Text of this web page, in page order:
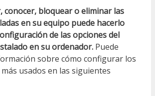
conocer, bloquear o eliminar las
en su equipo puede hacerlo
de las opciones del
en su ordenador. Puede
sobre cómo configurar los
usados en las siguientes